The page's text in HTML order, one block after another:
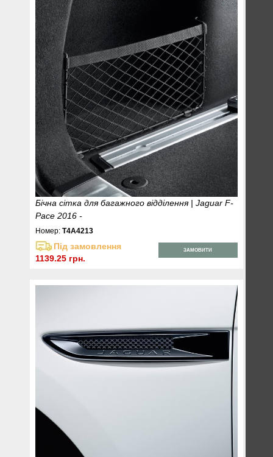
Бічна сітка для багажного відділення | Jaguar F-
Pace 2016 -
Номер:T4A4213
Під замовлення
1139.25 грн.
ЗАМОВИТИ